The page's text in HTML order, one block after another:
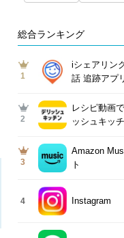
総合ランキング
1
iシェアリン
話 追跡アプ
2
レシピ動画
ッシュキッ
3
Amazon
ト
4 Instagram